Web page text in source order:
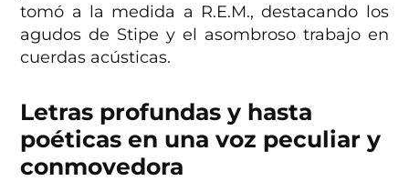
tomó a la medida a R.E.M., destacando los
agudos de Stipe y el asombroso trabajo en
cuerdas acústicas.
Letras profundas y hasta
poéticas en una voz peculiar y
conmovedora